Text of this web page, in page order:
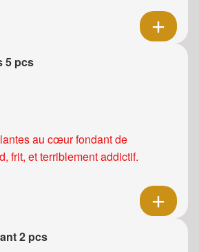
5 pcs
au cœur fondant de
frit, et terriblement addictif.
2 pcs